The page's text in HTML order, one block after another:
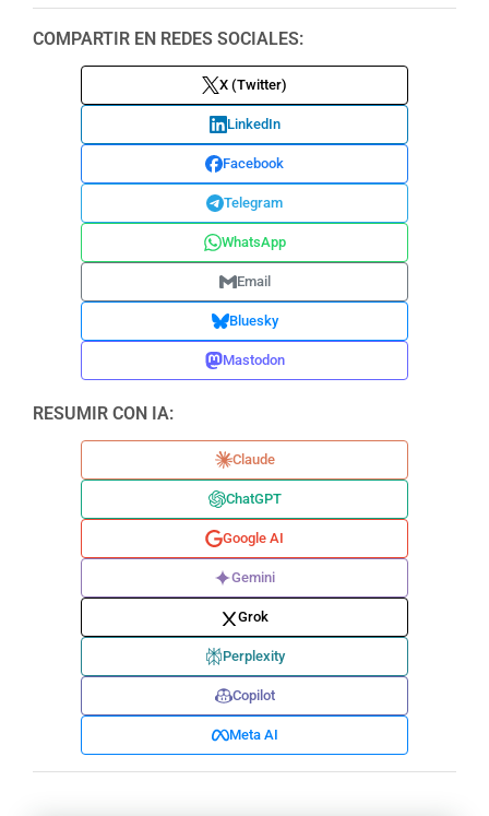
COMPARTIR EN REDES SOCIALES:
X (Twitter)
LinkedIn
Facebook
Telegram
WhatsApp
Email
Bluesky
Mastodon
RESUMIR CON IA:
Claude
ChatGPT
Google AI
Gemini
Grok
Perplexity
Copilot
Meta AI